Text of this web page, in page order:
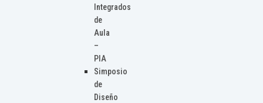
Integrados
de
Aula
–
PIA
Simposio
de
Diseño